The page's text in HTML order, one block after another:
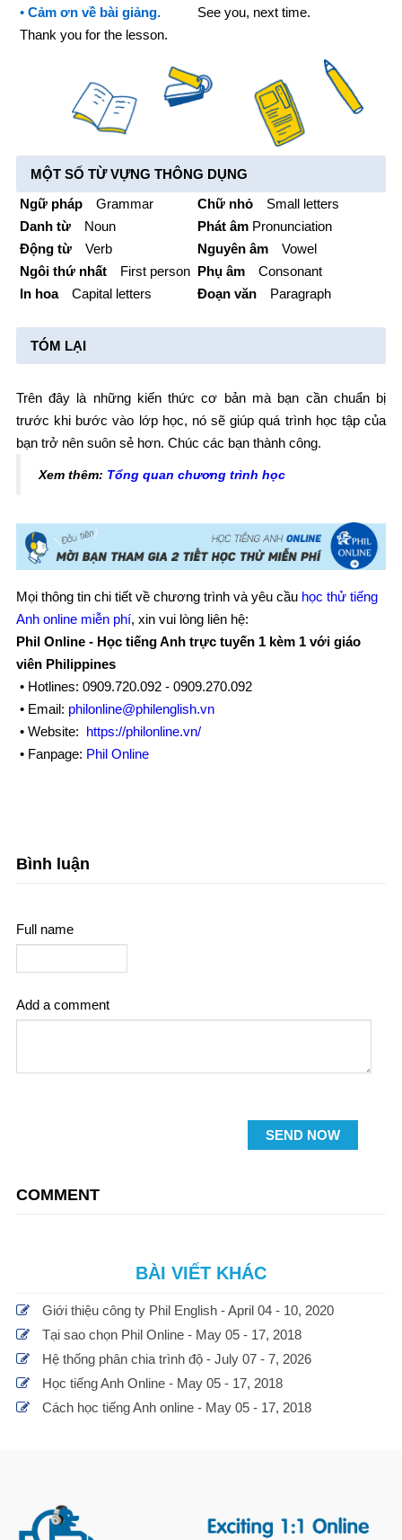
• Cảm ơn về bài giảng.
Thank you for the lesson.
See you, next time.
MỘT SỐ TỪ VỰNG THÔNG DỤNG
Ngữ phápGrammar
Danh từNoun
Động từVerb
Ngôi thứ nhấtFirst person
In hoaCapital letters
Chữ nhỏSmall letters
Phát âmPronunciation
Nguyên âmVowel
Phụ âmConsonant
Đoạn vănParagraph
TÓM LẠI
Trên đây là những kiến thức cơ bản mà bạn cần chuẩn bị
trước khi bước vào lớp học, nó sẽ giúp quá trình học tập của
bạn trở nên suôn sẻ hơn. Chúc các bạn thành công.
Xem thêm: Tổng quan chương trình học
Mọi thông tin chi tiết về chương trình và yêu cầu học thử tiếng
Anh online miễn phí, xin vui lòng liên hệ:
Phil Online - Học tiếng Anh trực tuyến 1 kèm 1 với giáo
viên Philippines
• Hotlines: 0909.720.092 - 0909.270.092
• Email: philonline@philenglish.vn
• Website: https://philonline.vn/
• Fanpage: Phil Online
Bình luận
Full name
Add a comment
SEND NOW
COMMENT
BÀI VIẾT KHÁC
Giới thiệu công ty Phil English - April 04 - 10, 2020
Tại sao chọn Phil Online - May 05 - 17, 2018
Hệ thống phân chia trình độ - July 07 - 7, 2026
Học tiếng Anh Online - May 05 - 17, 2018
Cách học tiếng Anh online - May 05 - 17, 2018